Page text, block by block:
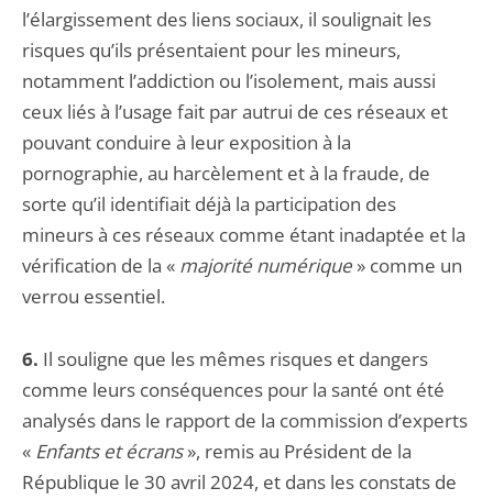
l’élargissement des liens sociaux, il soulignait les
risques qu’ils présentaient pour les mineurs,
notamment l’addiction ou l’isolement, mais aussi
ceux liés à l’usage fait par autrui de ces réseaux et
pouvant conduire à leur exposition à la
pornographie, au harcèlement et à la fraude, de
sorte qu’il identifiait déjà la participation des
mineurs à ces réseaux comme étant inadaptée et la
vérification de la « majorité numérique » comme un
verrou essentiel.
6. Il souligne que les mêmes risques et dangers
comme leurs conséquences pour la santé ont été
analysés dans le rapport de la commission d’experts
« Enfants et écrans», remis au Président de la
République le 30 avril 2024, et dans les constats de